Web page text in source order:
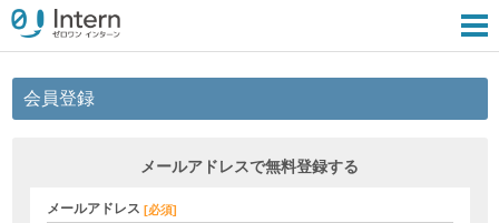
会員登録
メールアドレスで無料登録する
メールアドレス [必須]